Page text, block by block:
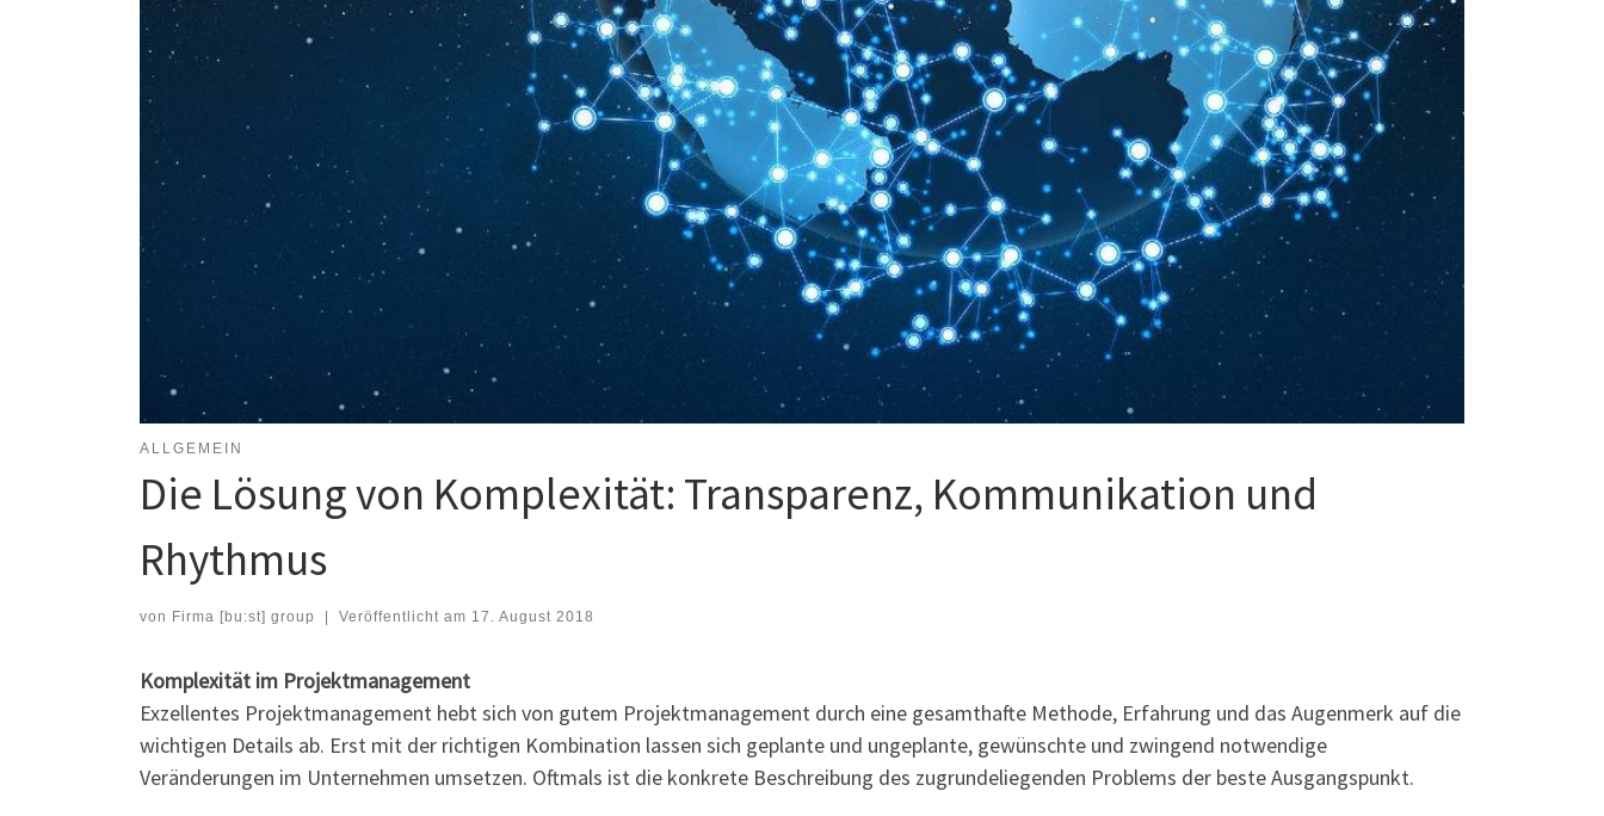
ALLGEMEIN
Die Lösung von Komplexität: Transparenz, Kommunikation und
Rhythmus
von Firma [bu:st] group Veröffentlicht am 17. August 2018
Komplexität im Projektmanagement
Exzellentes Projektmanagement hebt sich von gutem Projektmanagement durch eine gesamthafte Methode, Erfahrung und das Augenmerk auf die
wichtigen Details ab. Erst mit der richtigen Kombination lassen sich geplante und ungeplante, gewünschte und zwingend notwendige
Veränderungen im Unternehmen umsetzen. Oftmals ist die konkrete Beschreibung des zugrundeliegenden Problems der beste Ausgangspunkt.